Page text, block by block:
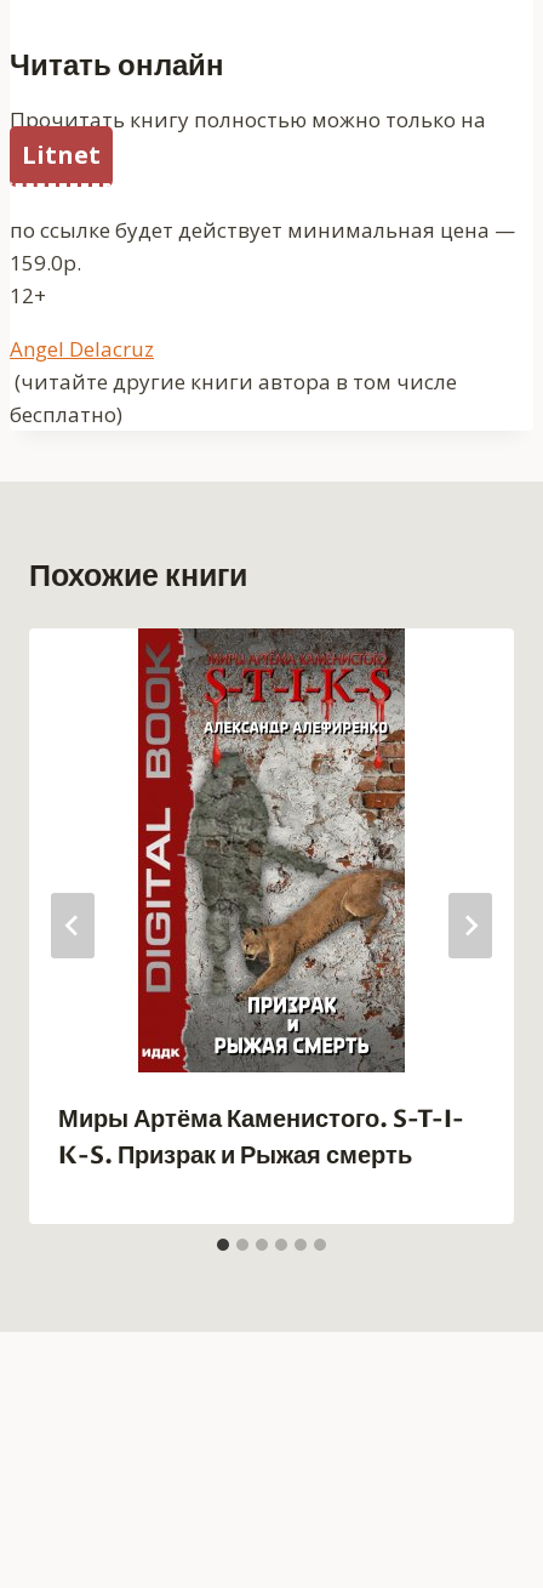
Читать онлайн
Прочитать книгу полностью можно только на
Litnet
по ссылке будет действует минимальная цена —
159.0р.
12+
Метки
записи:
Angel Delacruz
(читайте другие книги автора в том числе
бесплатно)
Похожие книги
Миры Артёма Каменистого. S-T-I-
K-S. Призрак и Рыжая смерть